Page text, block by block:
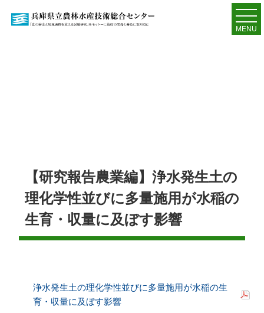
MENU
【研究報告農業編】浄水発生土の
理化学性並びに多量施用が水稲の
生育・収量に及ぼす影響
浄水発生土の理化学性並びに多量施用が水稲の生
育・収量に及ぼす影響